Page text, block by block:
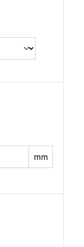
mm